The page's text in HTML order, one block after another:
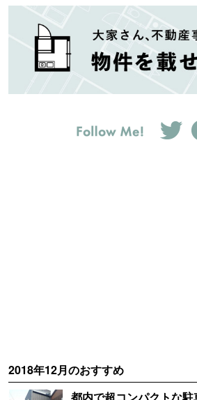
2018年12月のおすすめ